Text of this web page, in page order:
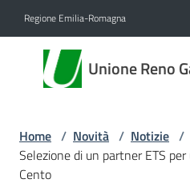
Regione Emilia-Romagna
Unione Reno
Unione
Reno
Amministrazione
Home / Novità / Notizie /
Selezione di un partner ETS
Cento